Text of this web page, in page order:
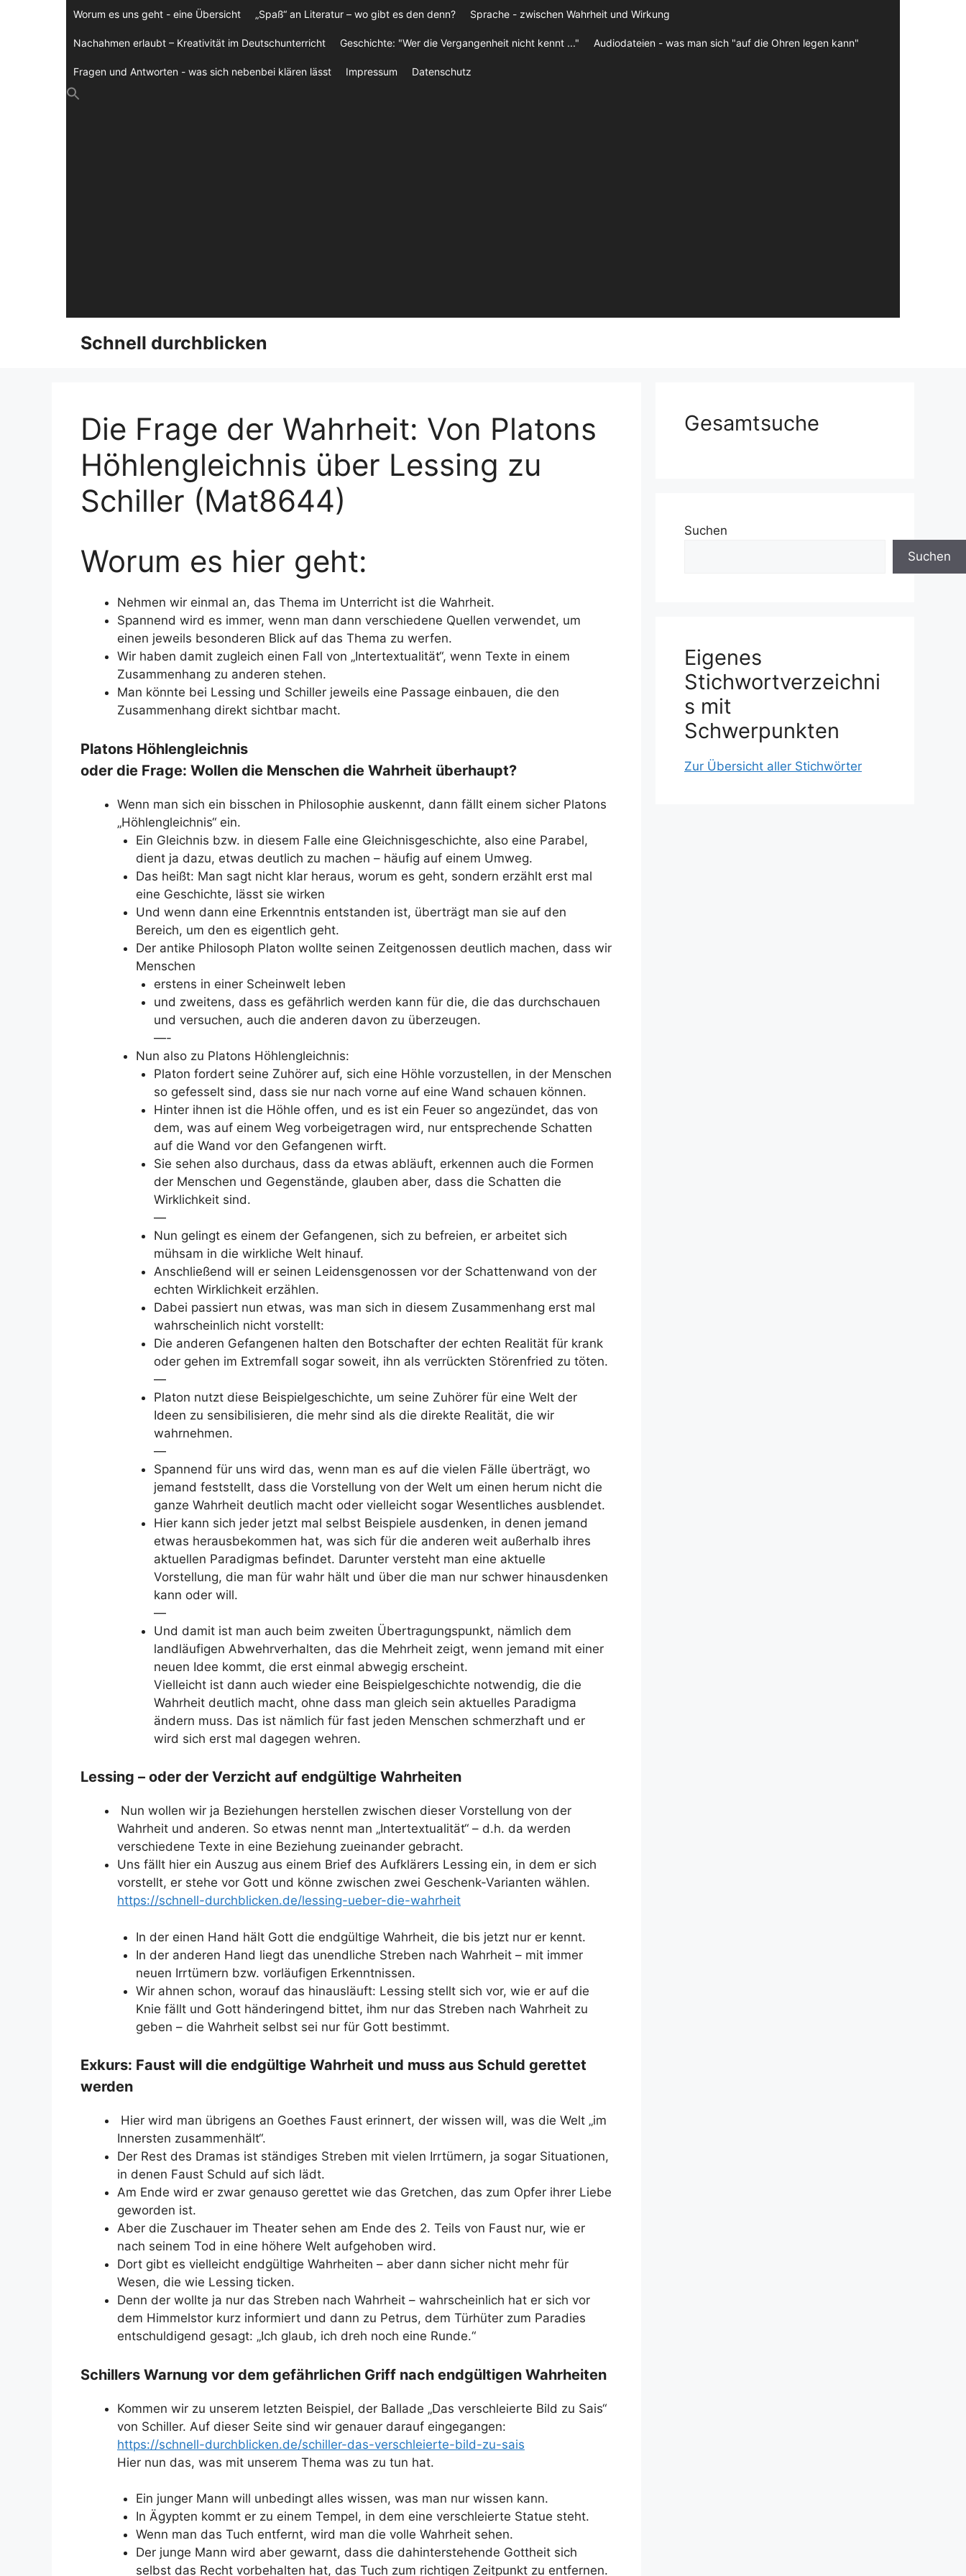
Worum es uns geht - eine Übersicht „Spaß“ an Literatur – wo gibt es den denn? Sprache - zwischen Wahrheit und Wirkung
Nachahmen erlaubt – Kreativität im Deutschunterricht Geschichte: "Wer die Vergangenheit nicht kennt ..." Audiodateien - was man sich "auf die Ohren legen kann"
Fragen und Antworten - was sich nebenbei klären lässt Impressum Datenschutz
Schnell durchblicken
Die Frage der Wahrheit: Von Platons
Höhlengleichnis über Lessing zu
Schiller (Mat8644)
Worum es hier geht:
Nehmen wir einmal an, das Thema im Unterricht ist die Wahrheit.
Spannend wird es immer, wenn man dann verschiedene Quellen verwendet, um
einen jeweils besonderen Blick auf das Thema zu werfen.
Wir haben damit zugleich einen Fall von „Intertextualität“, wenn Texte in einem
Zusammenhang zu anderen stehen.
Man könnte bei Lessing und Schiller jeweils eine Passage einbauen, die den
Zusammenhang direkt sichtbar macht.
Platons Höhlengleichnis
oder die Frage: Wollen die Menschen die Wahrheit überhaupt?
Wenn man sich ein bisschen in Philosophie auskennt, dann fällt einem sicher Platons
„Höhlengleichnis“ ein.
Ein Gleichnis bzw. in diesem Falle eine Gleichnisgeschichte, also eine Parabel,
dient ja dazu, etwas deutlich zu machen – häufig auf einem Umweg.
Das heißt: Man sagt nicht klar heraus, worum es geht, sondern erzählt erst mal
eine Geschichte, lässt sie wirken
Und wenn dann eine Erkenntnis entstanden ist, überträgt man sie auf den
Bereich, um den es eigentlich geht.
Der antike Philosoph Platon wollte seinen Zeitgenossen deutlich machen, dass wir
Menschen
erstens in einer Scheinwelt leben
und zweitens, dass es gefährlich werden kann für die, die das durchschauen
und versuchen, auch die anderen davon zu überzeugen.
—-
Nun also zu Platons Höhlengleichnis:
Platon fordert seine Zuhörer auf, sich eine Höhle vorzustellen, in der Menschen
so gefesselt sind, dass sie nur nach vorne auf eine Wand schauen können.
Hinter ihnen ist die Höhle offen, und es ist ein Feuer so angezündet, das von
dem, was auf einem Weg vorbeigetragen wird, nur entsprechende Schatten
auf die Wand vor den Gefangenen wirft.
Sie sehen also durchaus, dass da etwas abläuft, erkennen auch die Formen
der Menschen und Gegenstände, glauben aber, dass die Schatten die
Wirklichkeit sind.
—
Nun gelingt es einem der Gefangenen, sich zu befreien, er arbeitet sich
mühsam in die wirkliche Welt hinauf.
Anschließend will er seinen Leidensgenossen vor der Schattenwand von der
echten Wirklichkeit erzählen.
Dabei passiert nun etwas, was man sich in diesem Zusammenhang erst mal
wahrscheinlich nicht vorstellt:
Die anderen Gefangenen halten den Botschafter der echten Realität für krank
oder gehen im Extremfall sogar soweit, ihn als verrückten Störenfried zu töten.
—
Platon nutzt diese Beispielgeschichte, um seine Zuhörer für eine Welt der
Ideen zu sensibilisieren, die mehr sind als die direkte Realität, die wir
wahrnehmen.
—
Spannend für uns wird das, wenn man es auf die vielen Fälle überträgt, wo
jemand feststellt, dass die Vorstellung von der Welt um einen herum nicht die
ganze Wahrheit deutlich macht oder vielleicht sogar Wesentliches ausblendet.
Hier kann sich jeder jetzt mal selbst Beispiele ausdenken, in denen jemand
etwas herausbekommen hat, was sich für die anderen weit außerhalb ihres
aktuellen Paradigmas befindet. Darunter versteht man eine aktuelle
Vorstellung, die man für wahr hält und über die man nur schwer hinausdenken
kann oder will.
—
Und damit ist man auch beim zweiten Übertragungspunkt, nämlich dem
landläufigen Abwehrverhalten, das die Mehrheit zeigt, wenn jemand mit einer
neuen Idee kommt, die erst einmal abwegig erscheint.
Vielleicht ist dann auch wieder eine Beispielgeschichte notwendig, die die
Wahrheit deutlich macht, ohne dass man gleich sein aktuelles Paradigma
ändern muss. Das ist nämlich für fast jeden Menschen schmerzhaft und er
wird sich erst mal dagegen wehren.
Lessing – oder der Verzicht auf endgültige Wahrheiten
Nun wollen wir ja Beziehungen herstellen zwischen dieser Vorstellung von der
Wahrheit und anderen. So etwas nennt man „Intertextualität“ – d.h. da werden
verschiedene Texte in eine Beziehung zueinander gebracht.
Uns fällt hier ein Auszug aus einem Brief des Aufklärers Lessing ein, in dem er sich
vorstellt, er stehe vor Gott und könne zwischen zwei Geschenk-Varianten wählen.
https://schnell-durchblicken.de/lessing-ueber-die-wahrheit
In der einen Hand hält Gott die endgültige Wahrheit, die bis jetzt nur er kennt.
In der anderen Hand liegt das unendliche Streben nach Wahrheit – mit immer
neuen Irrtümern bzw. vorläufigen Erkenntnissen.
Wir ahnen schon, worauf das hinausläuft: Lessing stellt sich vor, wie er auf die
Knie fällt und Gott händeringend bittet, ihm nur das Streben nach Wahrheit zu
geben – die Wahrheit selbst sei nur für Gott bestimmt.
Exkurs: Faust will die endgültige Wahrheit und muss aus Schuld gerettet
werden
Hier wird man übrigens an Goethes Faust erinnert, der wissen will, was die Welt „im
Innersten zusammenhält“.
Der Rest des Dramas ist ständiges Streben mit vielen Irrtümern, ja sogar Situationen,
in denen Faust Schuld auf sich lädt.
Am Ende wird er zwar genauso gerettet wie das Gretchen, das zum Opfer ihrer Liebe
geworden ist.
Aber die Zuschauer im Theater sehen am Ende des 2. Teils von Faust nur, wie er
nach seinem Tod in eine höhere Welt aufgehoben wird.
Dort gibt es vielleicht endgültige Wahrheiten – aber dann sicher nicht mehr für
Wesen, die wie Lessing ticken.
Denn der wollte ja nur das Streben nach Wahrheit – wahrscheinlich hat er sich vor
dem Himmelstor kurz informiert und dann zu Petrus, dem Türhüter zum Paradies
entschuldigend gesagt: „Ich glaub, ich dreh noch eine Runde.“
Schillers Warnung vor dem gefährlichen Griff nach endgültigen Wahrheiten
Kommen wir zu unserem letzten Beispiel, der Ballade „Das verschleierte Bild zu Sais“
von Schiller. Auf dieser Seite sind wir genauer darauf eingegangen:
https://schnell-durchblicken.de/schiller-das-verschleierte-bild-zu-sais
Hier nun das, was mit unserem Thema was zu tun hat.
Ein junger Mann will unbedingt alles wissen, was man nur wissen kann.
In Ägypten kommt er zu einem Tempel, in dem eine verschleierte Statue steht.
Wenn man das Tuch entfernt, wird man die volle Wahrheit sehen.
Der junge Mann wird aber gewarnt, dass die dahinterstehende Gottheit sich
selbst das Recht vorbehalten hat, das Tuch zum richtigen Zeitpunkt zu entfernen.
Gesamtsuche
Suchen
Suchen
Eigenes
Stichwortverzeichni
s mit
Schwerpunkten
Zur Übersicht aller Stichwörter